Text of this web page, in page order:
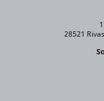
28521